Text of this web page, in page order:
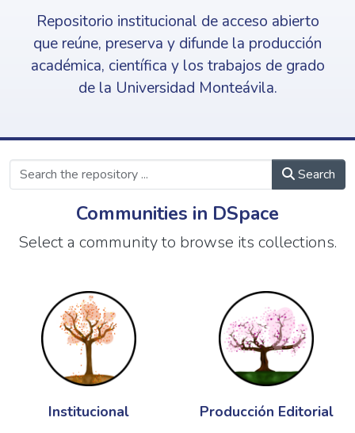
Repositorio institucional de acceso abierto
que reúne, preserva y difunde la producción
académica, científica y los trabajos de grado
de la Universidad Monteávila.
Search
Communities in DSpace
Select a community to browse its collections.
Institucional Producción Editorial